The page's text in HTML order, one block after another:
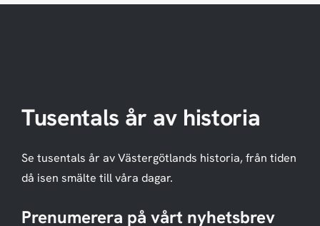
Tusentals år av historia
Se tusentals år av Västergötlands historia, från tiden
då isen smälte till våra dagar.
Prenumerera på vårt nyhetsbrev